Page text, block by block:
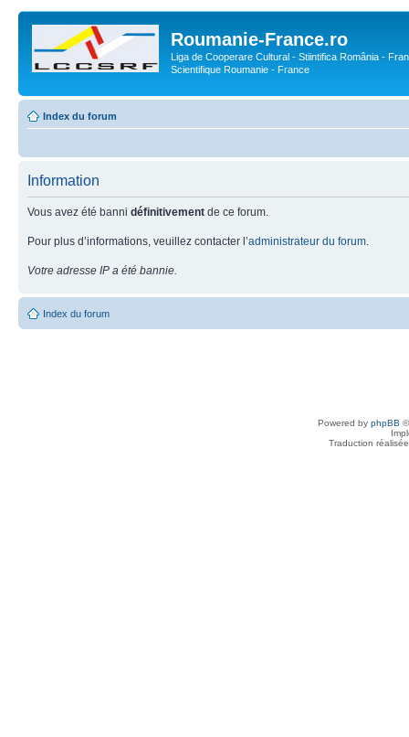
Roumanie-France.ro
Liga de Cooperare Cultural - Stiintifica România -
Scientifique Roumanie - France
Index du forum
Information
Vous avez été banni définitivement de ce forum.
Pour plus d’informations, veuillez contacter l’administrateur du forum
Votre adresse IP a été bannie.
Index du forum
Powered by phpBB
Traduction